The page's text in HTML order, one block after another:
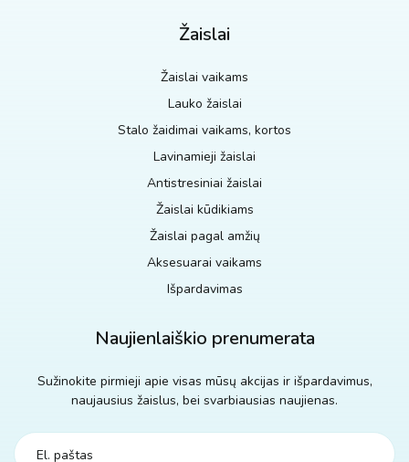
Žaislai
Žaislai vaikams
Lauko žaislai
Stalo žaidimai vaikams, kortos
Lavinamieji žaislai
Antistresiniai žaislai
Žaislai kūdikiams
Žaislai pagal amžių
Aksesuarai vaikams
Išpardavimas
Naujienlaiškio prenumerata
Sužinokite pirmieji apie visas mūsų akcijas ir išpardavimus,
naujausius žaislus, bei svarbiausias naujienas.